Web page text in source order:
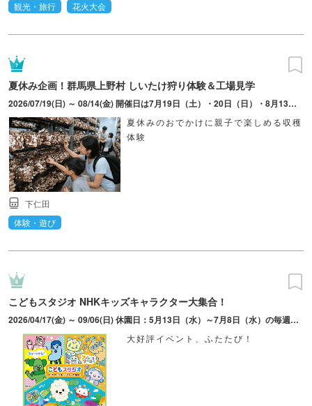
観光・旅行
花火大会
夏休み企画！群馬県上野村 しいたけ狩り体験＆工場見学
2026/07/19(日) ～ 08/14(金) 開催日は7月19日（土）・20日（日）・8月13日（木）・14日（金）
夏休みのおでかけに親子で楽しめる収穫
体験
下仁田
体験・遊び
こどもスタジオ NHKキッズキャラクター大集合！
2026/04/17(金) ～ 09/06(日) 休園日：5月13日（水）～7月8日（水）の毎週水曜日、6月30日（火）営業時間変更：5月2日(土)～5月6日(水・振休)9:30～17:00
大好評イベント、ふたたび！